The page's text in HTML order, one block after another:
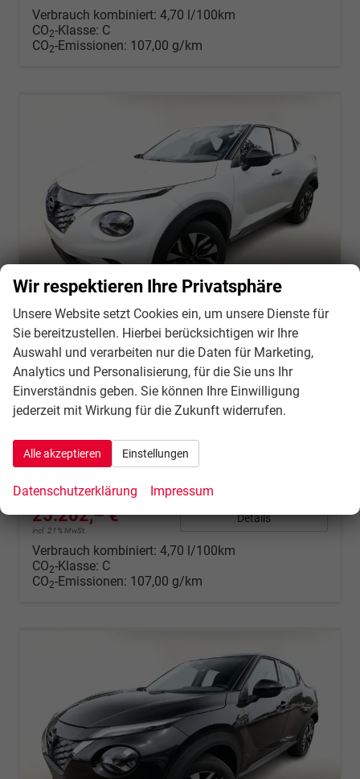
Verbrauch kombiniert: 4,70 l/100km
CO2-Klasse: C
CO2-Emissionen: 107,00 g/km
Nissan Juke
Hybrid Acenta KomfortP SHZ LED Kam CarP BT
unverbindliche Lieferzeit: 3 Wochen Fahrzeug mit Tageszulassung
Kraftstoff Hybrid Benzin Außenfarbe
69 kW (94 PS) Kilometerstand
23.09.2025
25.202,– €
incl. 21% MwSt.
Details
Verbrauch kombiniert: 4,70 l/100km
CO2-Klasse: C
CO2-Emissionen: 107,00 g/km
Wir respektieren Ihre Privatsphäre
Unsere Website setzt Cookies ein, um unsere Dienste für
Sie bereitzustellen. Hierbei berücksichtigen wir Ihre
Auswahl und verarbeiten nur die Daten für Marketing,
Analytics und Personalisierung, für die Sie uns Ihr
Einverständnis geben. Sie können Ihre Einwilligung
jederzeit mit Wirkung für die Zukunft widerrufen.
Alle akzeptieren Einstellungen
Datenschutzerklärung Impressum